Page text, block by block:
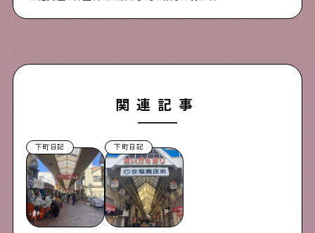
関連記事
下町日記 下町日記